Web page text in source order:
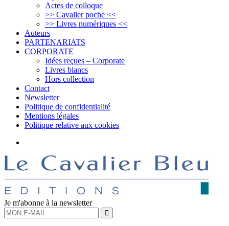
Actes de colloque
>> Cavalier poche <<
>> Livres numériques <<
Auteurs
PARTENARIATS
CORPORATE
Idées reçues – Corporate
Livres blancs
Hors collection
Contact
Newsletter
Politique de confidentialité
Mentions légales
Politique relative aux cookies
Je m'abonne à la newsletter
OK